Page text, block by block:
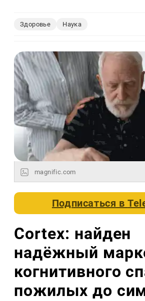
Здоровье Наука
magnific.com
Подписаться в
Cortex: найден
надёжный
когнитивного
пожилых до